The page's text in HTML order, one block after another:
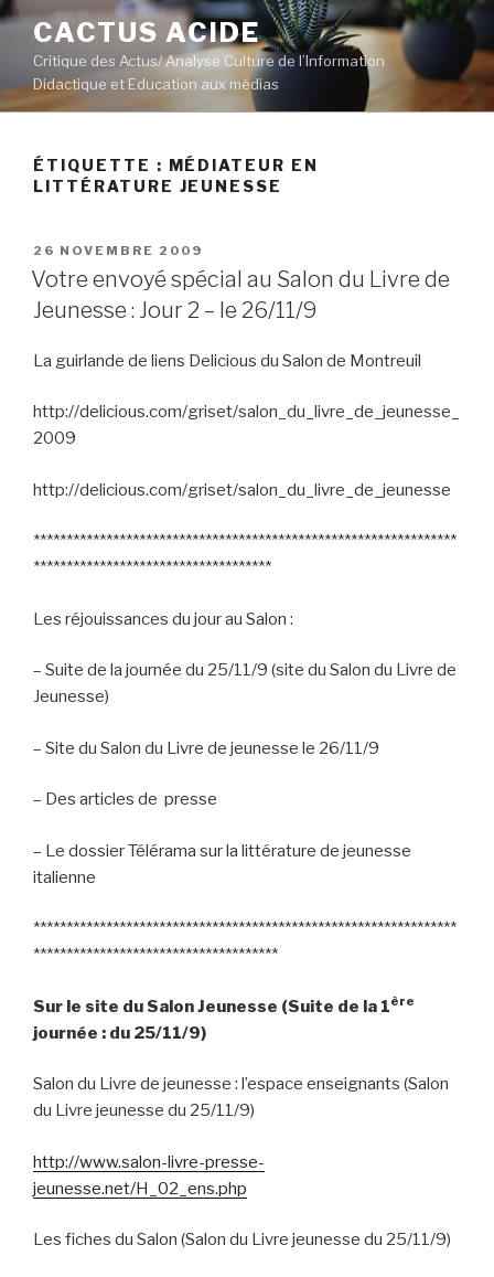
Aller
contenu
principal
CACTUS ACIDE
Critique des Actus/ Analyse Culture de l’Information
Didactique et Education aux médias
ÉTIQUETTE : MÉDIATEUR EN
LITTÉRATURE JEUNESSE
PUBLIÉ
LE
26 NOVEMBRE 2009
Votre envoyé spécial au Salon du Livre de
Jeunesse : Jour 2 – le 26/11/9
La guirlande de liens Delicious du Salon de Montreuil
http://delicious.com/griset/salon_du_livre_de_jeunesse_
2009
http://delicious.com/griset/salon_du_livre_de_jeunesse
****************************************************************
************************************
Les réjouissances du jour au Salon :
– Suite de la journée du 25/11/9 (site du Salon du Livre de
Jeunesse)
– Site du Salon du Livre de jeunesse le 26/11/9
– Des articles de presse
– Le dossier Télérama sur la littérature de jeunesse
italienne
****************************************************************
*************************************
Sur le site du Salon Jeunesse (Suite de la 1ère
journée : du 25/11/9)
Salon du Livre de jeunesse : l’espace enseignants (Salon
du Livre jeunesse du 25/11/9)
http://www.salon-livre-presse-
jeunesse.net/H_02_ens.php
Les fiches du Salon (Salon du Livre jeunesse du 25/11/9)